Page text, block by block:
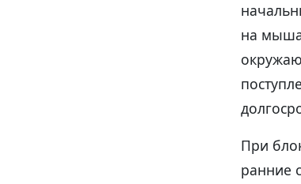
на
При
ранние